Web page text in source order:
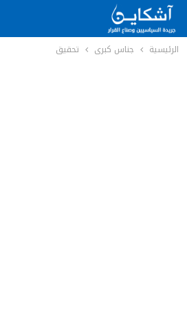
الرئيسية جناس كبرى تحقيق